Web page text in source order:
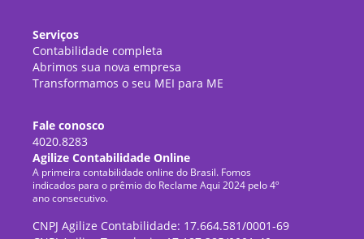
Serviços
Contabilidade completa
Abrimos sua nova empresa
Transformamos o seu MEI para ME
Fale conosco
4020.8283
Agilize Contabilidade Online
A primeira contabilidade online do Brasil. Fomos
indicados para o prêmio do Reclame Aqui 2024 pelo 4º
ano consecutivo.
CNPJ Agilize Contabilidade: 17.664.581/0001-69